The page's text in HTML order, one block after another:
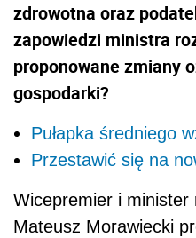
zdrowotna oraz
zapowiedzi ministra
proponowane zmiany
gospodarki?
Pułapka średniego
Przestawić się na
Wicepremier i minister
Mateusz Morawiecki